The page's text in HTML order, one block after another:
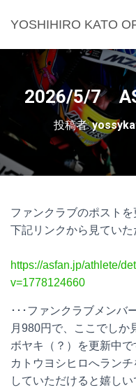
YOSHIHIRO KATO
2026/5/7
投稿者:
ファンクラブのポストを
下記リンクから見ていた
https://asfan.jp/athlete/
v=1778124660
･･･ファンクラブメンバ
月980円で、ここでしか
ボヤキ（？）を更新中で
カトウヨシヒロへラン
していただけると嬉しい